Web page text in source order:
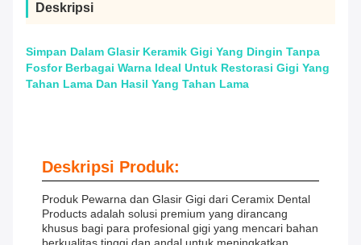
Deskripsi
Simpan Dalam Glasir Keramik Gigi Yang Dingin Tanpa
Fosfor Berbagai Warna Ideal Untuk Restorasi Gigi Yang
Tahan Lama Dan Hasil Yang Tahan Lama
Deskripsi Produk:
Produk Pewarna dan Glasir Gigi dari Ceramix Dental
Products adalah solusi premium yang dirancang
khusus bagi para profesional gigi yang mencari bahan